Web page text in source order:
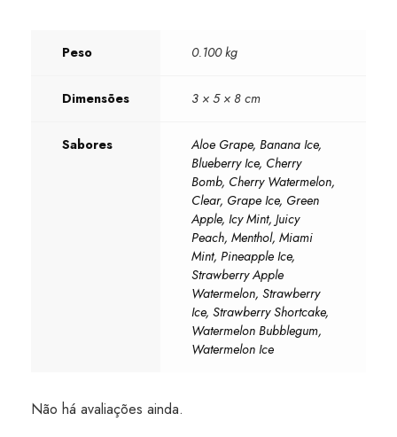
Peso 0.100 kg
Dimensões 3 × 5 × 8 cm
Sabores
Aloe Grape, Banana Ice,
Blueberry Ice, Cherry
Bomb, Cherry Watermelon,
Clear, Grape Ice, Green
Apple, Icy Mint, Juicy
Peach, Menthol, Miami
Mint, Pineapple Ice,
Strawberry Apple
Watermelon, Strawberry
Ice, Strawberry Shortcake,
Watermelon Bubblegum,
Watermelon Ice
Não há avaliações ainda.